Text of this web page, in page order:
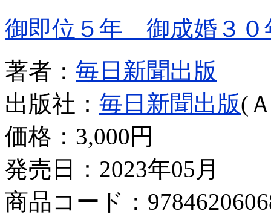
御即位５年 御成婚３０
著者： 毎日新聞出版
出版社： 毎日新聞出版(
価格： 3,000円
発売日：2023年05月
商品コード：